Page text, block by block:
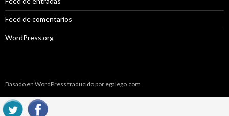
Feed de comentarios
WordPress.org
Basado en WordPress traducido por egalego.com